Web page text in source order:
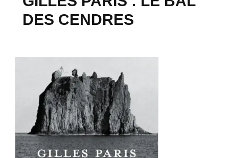
DES CENDRES